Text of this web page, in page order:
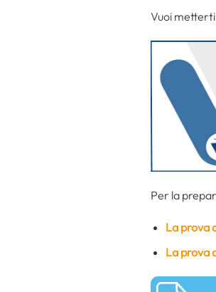
Vuoi
Per la
La prova
La prova